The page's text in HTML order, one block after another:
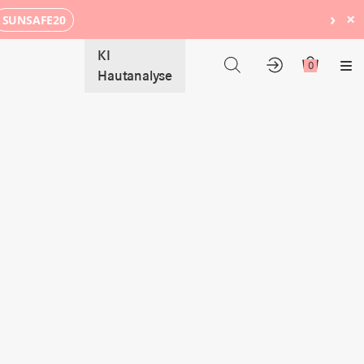
SUNSAFE20 ×
›
KI
Hautanalyse
0